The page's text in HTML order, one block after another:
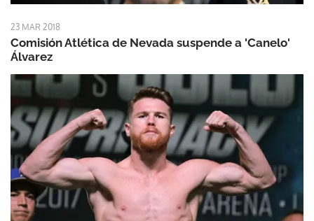
23 MAR 2018
Comisión Atlética de Nevada suspende a 'Canelo'
Álvarez